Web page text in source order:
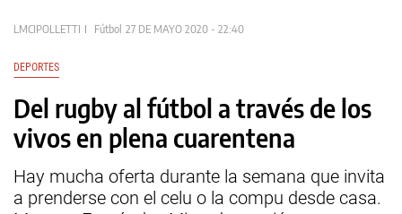
LMCIPOLLETTI Fútbol 27 DE MAYO 2020 - 22:40
DEPORTES
Del rugby al fútbol a través de los
vivos en plena cuarentena
Hay mucha oferta durante la semana que invita
a prenderse con el celu o la compu desde casa.